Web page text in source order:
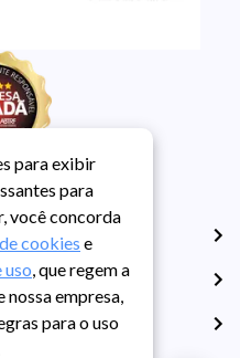
para exibir
para
você concorda
cookies e
uso, que regem a
nossa empresa,
para o uso